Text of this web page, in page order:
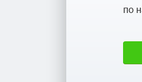
по